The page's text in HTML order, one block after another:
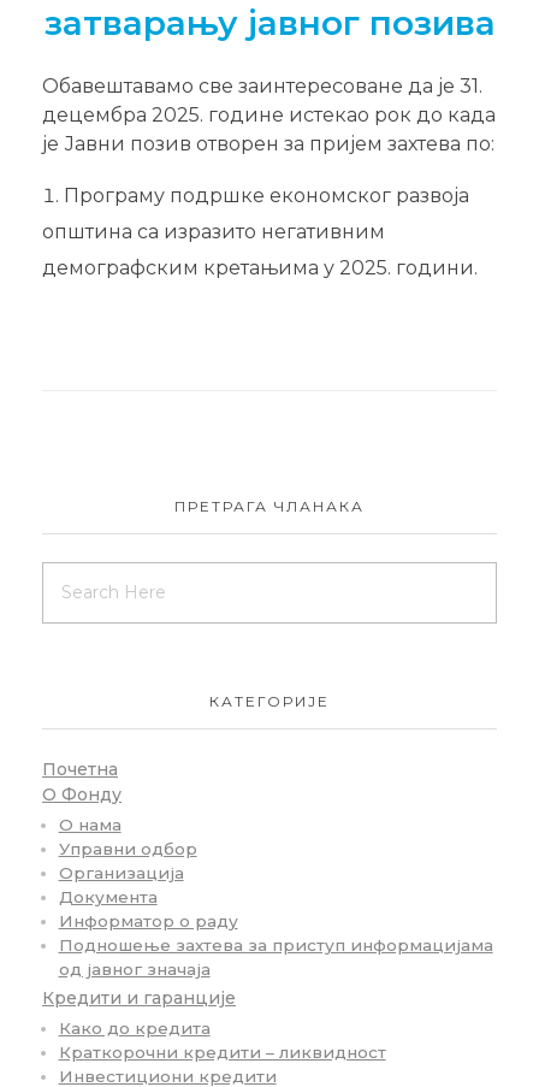
затварању јавног позива
Обавештавамо све заинтересоване да је 31.
децембра 2025. године истекао рок до када
је Јавни позив отворен за пријем захтева по:
Програму подршке економског развоја
општина са изразито негативним
демографским кретањима у 2025. години.
ПРЕТРАГА ЧЛАНАКА
КАТЕГОРИЈЕ
Почетна
О Фонду
О нама
Управни одбор
Организација
Документа
Информатор о раду
Подношење захтева за приступ информацијама
од јавног значаја
Кредити и гаранције
Како до кредита
Краткорочни кредити – ликвидност
Инвестициони кредити